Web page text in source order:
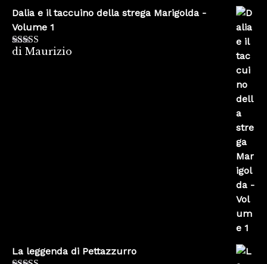
Dalia e il taccuino della strega Marigolda -
Volume 1
Valutato4
di Maurizio
La leggenda di Pettazzurro